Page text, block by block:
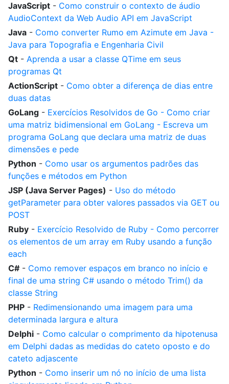
JavaScript - Como construir o contexto de áudio
AudioContext da Web Audio API em JavaScript
Java - Como converter Rumo em Azimute em Java -
Java para Topografia e Engenharia Civil
Qt - Aprenda a usar a classe QTime em seus
programas Qt
ActionScript - Como obter a diferença de dias entre
duas datas
GoLang - Exercícios Resolvidos de Go - Como criar
uma matriz bidimensional em GoLang - Escreva um
programa GoLang que declara uma matriz de duas
dimensões e pede
Python - Como usar os argumentos padrões das
funções e métodos em Python
JSP (Java Server Pages) - Uso do método
getParameter para obter valores passados via GET ou
POST
Ruby - Exercício Resolvido de Ruby - Como percorrer
os elementos de um array em Ruby usando a função
each
C# - Como remover espaços em branco no início e
final de uma string C# usando o método Trim() da
classe String
PHP - Redimensionando uma imagem para uma
determinada largura e altura
Delphi - Como calcular o comprimento da hipotenusa
em Delphi dadas as medidas do cateto oposto e do
cateto adjascente
Python - Como inserir um nó no início de uma lista